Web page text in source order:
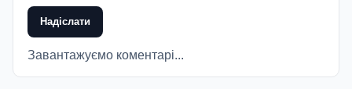
Надіслати
Завантажуємо коментарі...